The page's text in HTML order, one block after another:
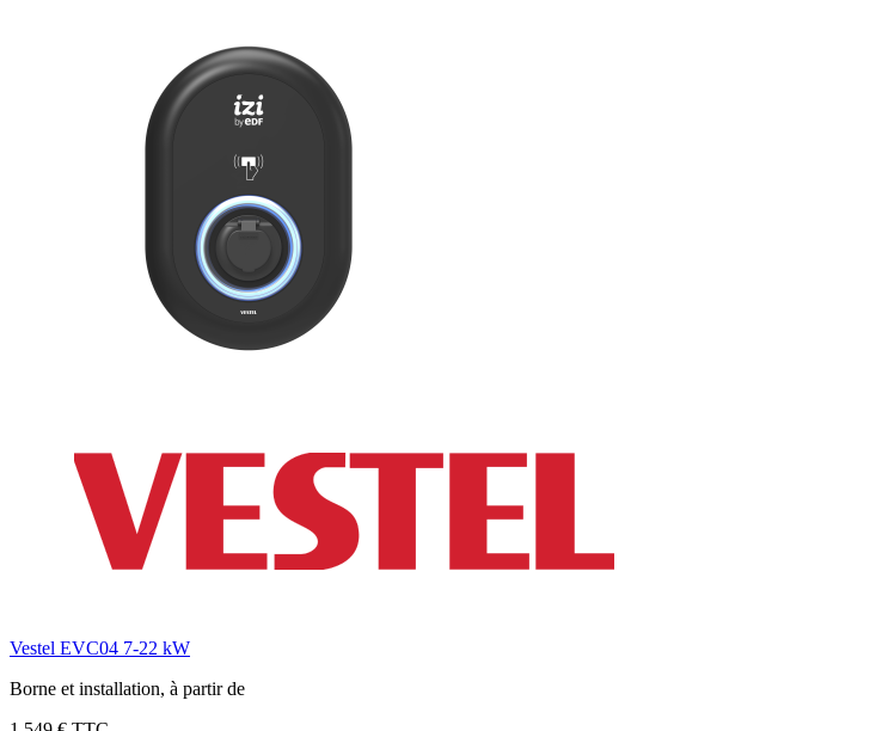
Vestel EVC04 7-22 kW
Borne et installation, à partir de